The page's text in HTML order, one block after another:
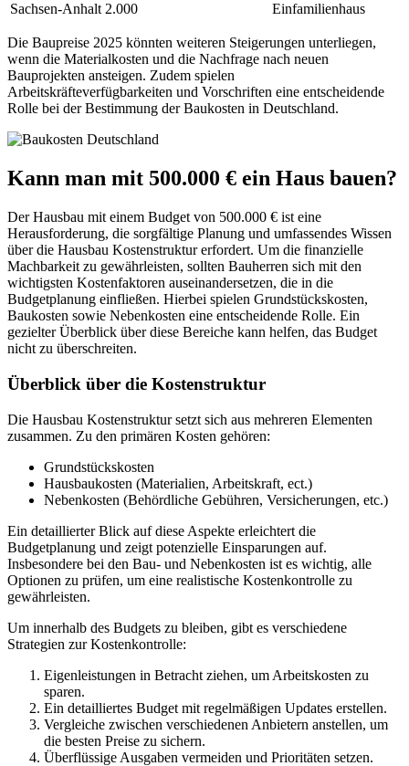
Sachsen-Anhalt 2.000 Einfamilienhaus
Die Baupreise 2025 könnten weiteren Steigerungen unterliegen,
wenn die Materialkosten und die Nachfrage nach neuen
Bauprojekten ansteigen. Zudem spielen
Arbeitskräfteverfügbarkeiten und Vorschriften eine entscheidende
Rolle bei der Bestimmung der Baukosten in Deutschland.
Kann man mit 500.000 € ein Haus bauen?
Der Hausbau mit einem Budget von 500.000 € ist eine
Herausforderung, die sorgfältige Planung und umfassendes Wissen
über die Hausbau Kostenstruktur erfordert. Um die finanzielle
Machbarkeit zu gewährleisten, sollten Bauherren sich mit den
wichtigsten Kostenfaktoren auseinandersetzen, die in die
Budgetplanung einfließen. Hierbei spielen Grundstückskosten,
Baukosten sowie Nebenkosten eine entscheidende Rolle. Ein
gezielter Überblick über diese Bereiche kann helfen, das Budget
nicht zu überschreiten.
Überblick über die Kostenstruktur
Die Hausbau Kostenstruktur setzt sich aus mehreren Elementen
zusammen. Zu den primären Kosten gehören:
Grundstückskosten
Hausbaukosten (Materialien, Arbeitskraft, ect.)
Nebenkosten (Behördliche Gebühren, Versicherungen, etc.)
Ein detaillierter Blick auf diese Aspekte erleichtert die
Budgetplanung und zeigt potenzielle Einsparungen auf.
Insbesondere bei den Bau- und Nebenkosten ist es wichtig, alle
Optionen zu prüfen, um eine realistische Kostenkontrolle zu
gewährleisten.
Um innerhalb des Budgets zu bleiben, gibt es verschiedene
Strategien zur Kostenkontrolle:
Eigenleistungen in Betracht ziehen, um Arbeitskosten zu
sparen.
Ein detailliertes Budget mit regelmäßigen Updates erstellen.
Vergleiche zwischen verschiedenen Anbietern anstellen, um
die besten Preise zu sichern.
Überflüssige Ausgaben vermeiden und Prioritäten setzen.